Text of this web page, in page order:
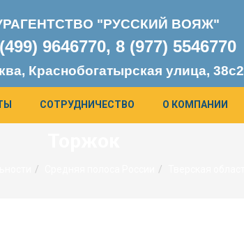
"РУССКИЙ ВОЯЖ"
9646770, 8 (977) 5546770
Краснобогатырская улица, 38с2
СОТРУДНИЧЕСТВО О КОМПАНИИ